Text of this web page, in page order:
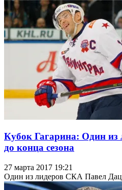
Кубок Гагарина: Один
до конца сезона
27 марта 2017 19:21
Один из лидеров СКА Павел